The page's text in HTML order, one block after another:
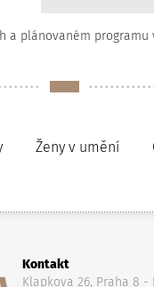
plánovaném
Ženy v umění
Kontakt
Klapkova 26, Praha 8 -